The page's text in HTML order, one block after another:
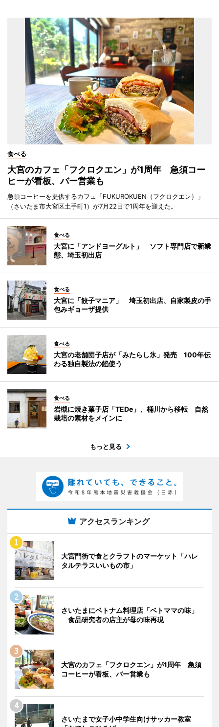
食べる
大宮のカフェ「フクロクエン」が1周年 急須コー
ヒーが看板、バー営業も
急須コーヒーを提供するカフェ「FUKUROKUEN（フクロクエン）」
（さいたま市大宮区土手町1）が7月22日で1周年を迎えた。
食べる
大宮に「アンドヨーグルト」 ソフト専門店で新業
態、埼玉初出店
食べる
大宮に「餃子マニア」 埼玉初出店、自家製皮の手
包みギョーザ提供
食べる
大宮の老舗団子店が「みたらし氷」発売 100年伝
わる独自製法の餡使う
食べる
岩槻に焼き菓子店「TEDe」、桶川から移転 自然
栽培の素材をメインに
もっと見る
アクセスランキング
大宮門街で食とクラフトのマーケット「ハレ
タルテラスいいもの市」
さいたまにベトナム料理店「ベトママの味」
食品研究者の店主が母の味再現
大宮のカフェ「フクロクエン」が1周年 急須
コーヒーが看板、バー営業も
さいたまで女子小中学生向けサッカー教室